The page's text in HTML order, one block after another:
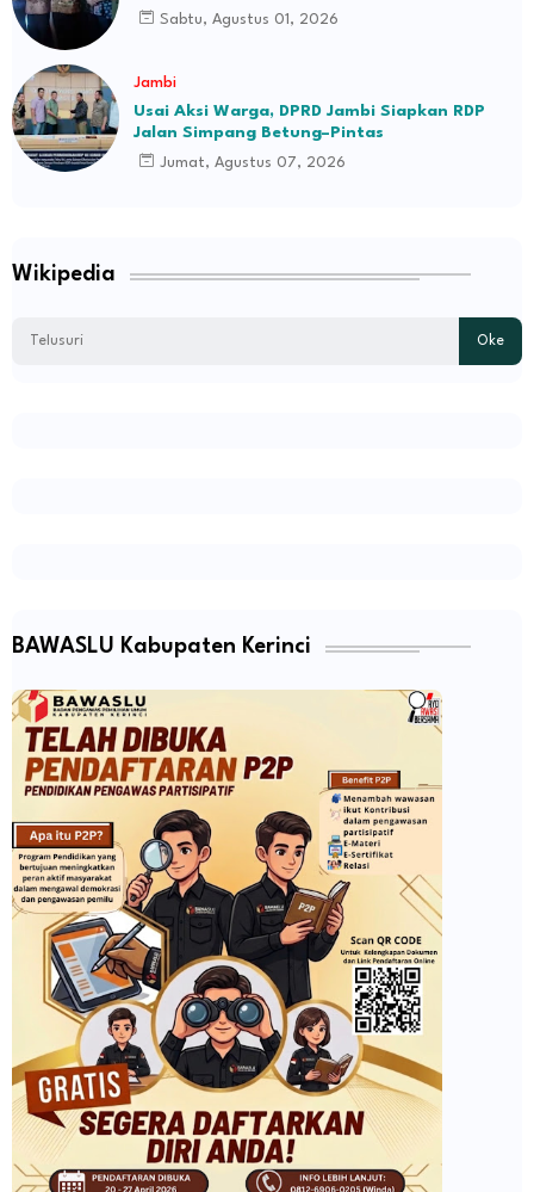
Sabtu, Agustus 01, 2026
Jambi
Usai Aksi Warga, DPRD Jambi Siapkan RDP
Jalan Simpang Betung–Pintas
Jumat, Agustus 07, 2026
Wikipedia
BAWASLU Kabupaten Kerinci